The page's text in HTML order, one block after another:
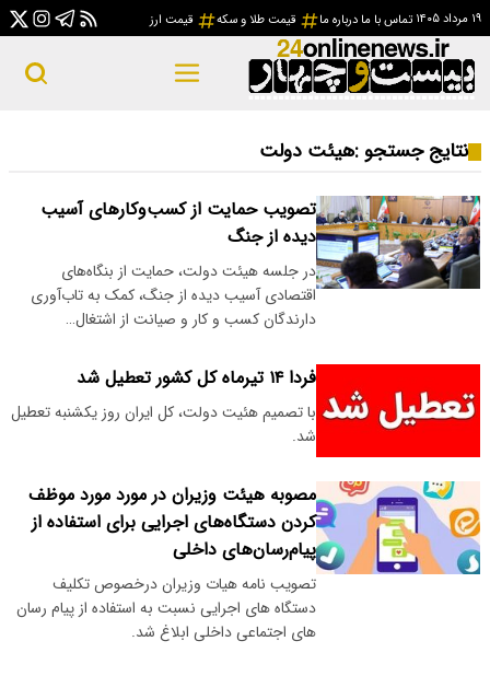
۱۹ مرداد ۱۴۰۵ تماس با ما درباره ما قیمت طلا و سکه قیمت ارز
نتایج جستجو :هیئت دولت
تصویب حمایت از کسب‌وکار‌های آسیب
دیده از جنگ
در جلسه هیئت دولت، حمایت از بنگاه‌های
اقتصادی آسیب دیده از جنگ، کمک به تاب‌آوری
دارندگان کسب و کار و صیانت از اشتغال…
فردا ۱۴ تیرماه کل کشور تعطیل شد
با تصمیم هئیت دولت، کل ایران روز یکشنبه تعطیل
شد.
مصوبه هیئت وزیران در مورد مورد موظف
کردن دستگاه‌های اجرایی برای استفاده از
پیام‌رسان‌های داخلی
تصویب نامه هیات وزیران درخصوص تکلیف
دستگاه های اجرایی نسبت به استفاده از پیام رسان
های اجتماعی داخلی ابلاغ شد.